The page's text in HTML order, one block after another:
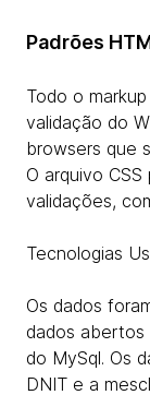
Padrões
Todo o
validação do
browsers que
O arquivo CSS
validações,
Tecnologias
Os dados
dados abertos
do MySql. Os
DNIT e a